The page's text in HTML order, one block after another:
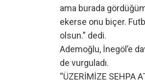
ama burada
ekerse onu biçer.
olsun.” dedi.
Ademoğlu, İnegöl’e
de vurguladı.
“ÜZERİMİZE SEHPA